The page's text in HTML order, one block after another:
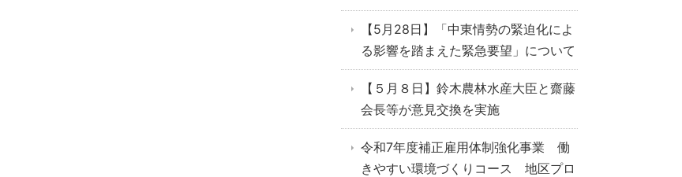
【5月28日】「中東情勢の緊迫化によ
る影響を踏まえた緊急要望」について
【５月８日】鈴木農林水産大臣と齋藤
会長等が意見交換を実施
令和7年度補正雇用体制強化事業 働
きやすい環境づくりコース 地区プロ